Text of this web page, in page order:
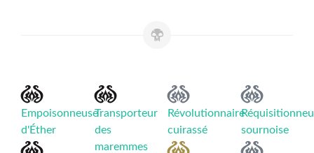
Empoisonneuse
d'Éther
Transporteur
des
maremmes
Révolutionnaire
cuirassé
sournoise